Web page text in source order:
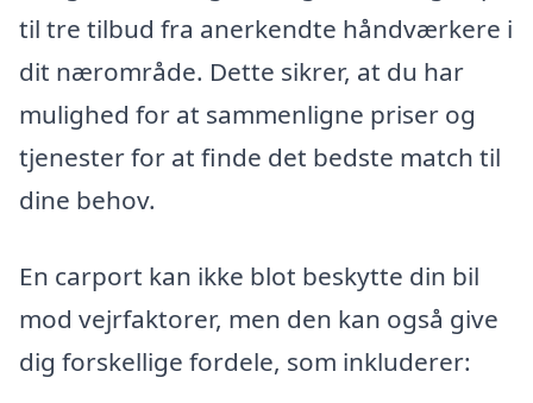
til tre tilbud fra anerkendte håndværkere i
dit nærområde. Dette sikrer, at du har
mulighed for at sammenligne priser og
tjenester for at finde det bedste match til
dine behov.
En carport kan ikke blot beskytte din bil
mod vejrfaktorer, men den kan også give
dig forskellige fordele, som inkluderer: